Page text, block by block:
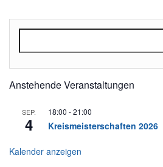
Anstehende Veranstaltungen
SEP.
4
18:00 -21:00
Kreismeisterschaften 2026
Kalender anzeigen